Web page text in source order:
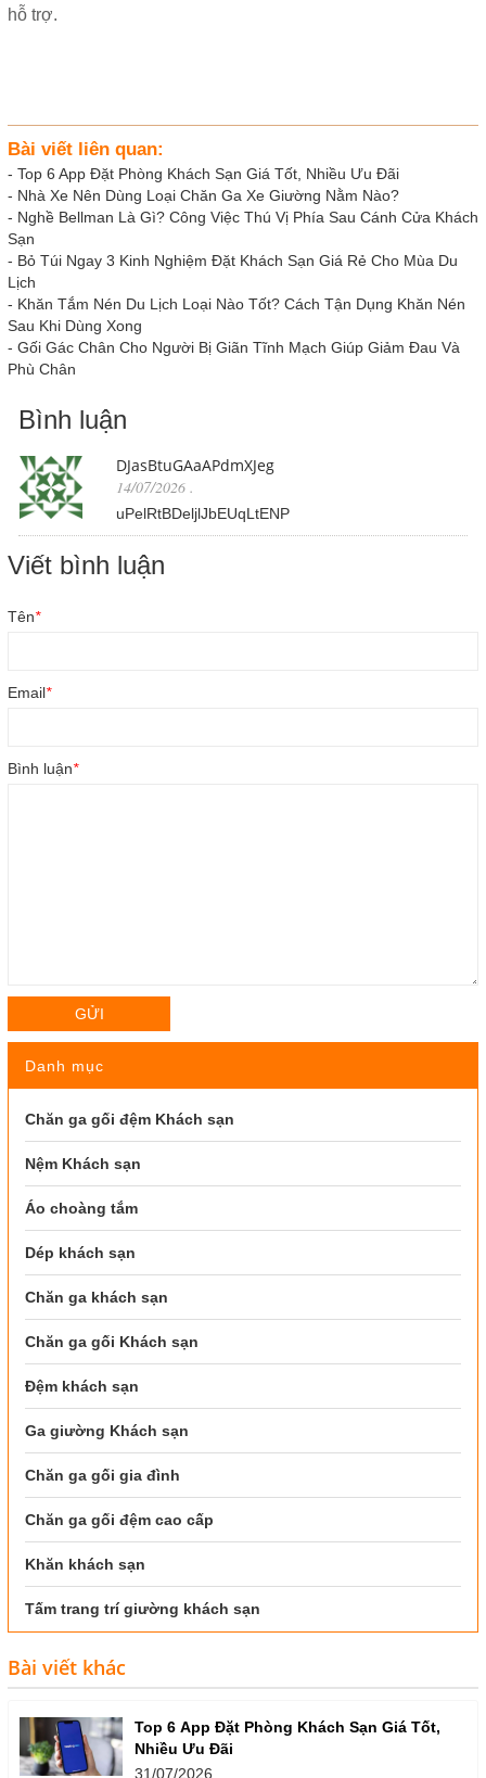
hỗ trợ.
Bài viết liên quan:
- Top 6 App Đặt Phòng Khách Sạn Giá Tốt, Nhiều Ưu Đãi
- Nhà Xe Nên Dùng Loại Chăn Ga Xe Giường Nằm Nào?
- Nghề Bellman Là Gì? Công Việc Thú Vị Phía Sau Cánh Cửa Khách
Sạn
- Bỏ Túi Ngay 3 Kinh Nghiệm Đặt Khách Sạn Giá Rẻ Cho Mùa Du
Lịch
- Khăn Tắm Nén Du Lịch Loại Nào Tốt? Cách Tận Dụng Khăn Nén
Sau Khi Dùng Xong
- Gối Gác Chân Cho Người Bị Giãn Tĩnh Mạch Giúp Giảm Đau Và
Phù Chân
Bình luận
DJasBtuGAaAPdmXJeg
14/07/2026 .
uPelRtBDeljlJbEUqLtENP
Viết bình luận
Tên*
Email*
Bình luận*
GỬI
Danh mục
Chăn ga gối đệm Khách sạn
Nệm Khách sạn
Áo choàng tắm
Dép khách sạn
Chăn ga khách sạn
Chăn ga gối Khách sạn
Đệm khách sạn
Ga giường Khách sạn
Chăn ga gối gia đình
Chăn ga gối đệm cao cấp
Khăn khách sạn
Tấm trang trí giường khách sạn
Bài viết khác
Top 6 App Đặt Phòng Khách Sạn Giá Tốt,
Nhiều Ưu Đãi
31/07/2026